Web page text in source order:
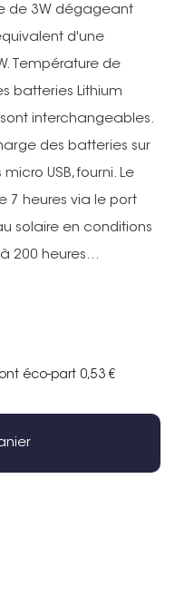
de 3W dégageant
d'une
Température de
batteries Lithium
interchangeables.
des batteries sur
USB, fourni. Le
7 heures via le port
solaire en conditions
200 heures...
éco-part 0,53 €